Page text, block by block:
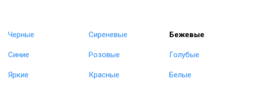
Черные Сиреневые Бежевые
Синие Розовые Голубые
Яркие Красные Белые